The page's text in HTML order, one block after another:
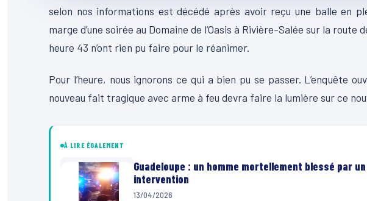
selon nos informations est décédé après avoir reçu une balle en
marge d’une soirée au Domaine de l’Oasis à Rivière-Salée sur la
heure 43 n’ont rien pu faire pour le réanimer.
Pour l’heure, nous ignorons ce qui a bien pu se passer. L’enquête
nouveau fait tragique avec arme à feu devra faire la lumière sur ce
À LIRE ÉGALEMENT
Guadeloupe : un homme mortellement blessé par
intervention
13/04/2026